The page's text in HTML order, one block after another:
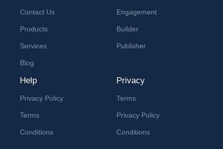
Contact Us
Products
Services
Blog
Engagement
Builder
Publisher
Help
Privacy Policy
Terms
Conditions
Privacy
Terms
Privacy Policy
Conditions